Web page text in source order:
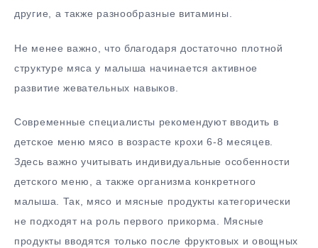
другие, а также разнообразные витамины.
Не менее важно, что благодаря достаточно плотной
структуре мяса у малыша начинается активное
развитие жевательных навыков.
Современные специалисты рекомендуют вводить в
детское меню мясо в возрасте крохи 6-8 месяцев.
Здесь важно учитывать индивидуальные особенности
детского меню, а также организма конкретного
малыша. Так, мясо и мясные продукты категорически
не подходят на роль первого прикорма. Мясные
продукты вводятся только после фруктовых и овощных